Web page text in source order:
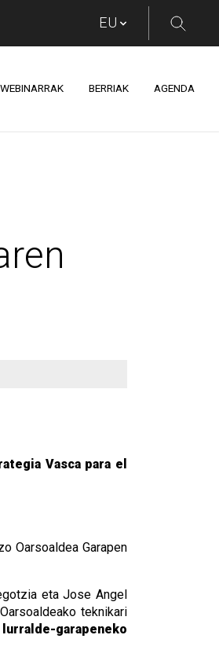
WEBINARRAK BERRIAK AGENDA
Vasca para el
Oarsoaldea Garapen
eta Jose Angel
teknikari
lurralde-garapeneko